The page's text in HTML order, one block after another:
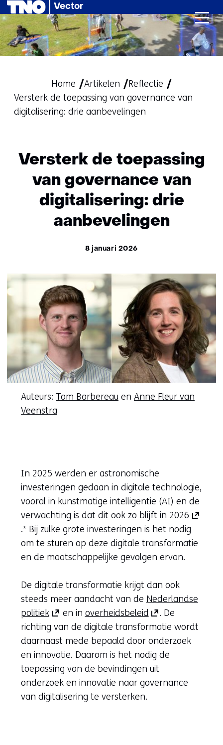
Ga
naar
de
inhoud
Vector
Home Artikelen
Reflectie
Versterk de toepassing van governance van
digitalisering: drie aanbevelingen
Versterk de toepassing
van governance van
digitalisering: drie
aanbevelingen
8 januari 2026
Auteurs: Tom Barbereau en Anne Fleur van
Veenstra
In 2025 werden er astronomische
investeringen gedaan in digitale technologie,
vooral in kunstmatige intelligentie (AI) en de
verwachting is dat dit ook zo blijft in 2026 (opent
in
nieuw
een
website)
.* Bij zulke grote investeringen is het nodig
om te sturen op deze digitale transformatie
en de maatschappelijke gevolgen ervan.
De digitale transformatie krijgt dan ook
steeds meer aandacht van de Nederlandse
politiek(opent
in
nieuw
venster)
(verwijst
naar
een
en in overheidsbeleid(opent
in
nieuw
venster)
(verwijst
naar
. De
richting van de digitale transformatie wordt
daarnaast mede bepaald door onderzoek
en innovatie. Daarom is het nodig de
toepassing van de bevindingen uit
onderzoek en innovatie naar governance
van digitalisering te versterken.